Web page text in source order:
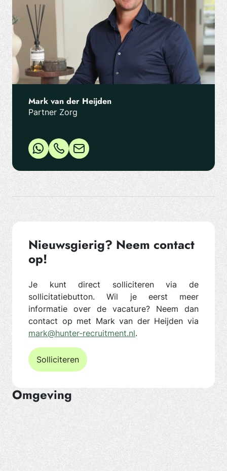
Mark van der Heijden
Partner Zorg
Nieuwsgierig? Neem contact
op!
Je kunt direct solliciteren via de
sollicitatiebutton. Wil je eerst meer
informatie over de vacature? Neem dan
contact op met Mark van der Heijden via
mark@hunter-recruitment.nl.
Solliciteren
Omgeving